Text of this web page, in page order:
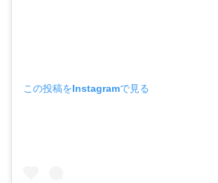
この投稿をInstagramで見る